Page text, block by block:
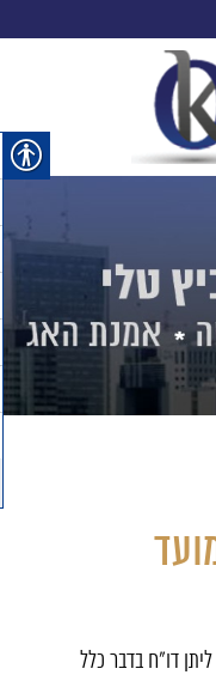
דו"ח בדבר כלל